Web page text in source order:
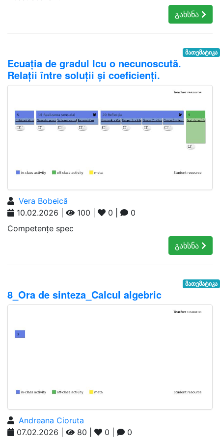
გახსნა
მათემატიკა
Ecuația de gradul Icu o necunoscută.
Relații între soluții și coeficienți.
Vera Bobeică
10.02.2026 |
100 | 0 |
0
Competențe spec
გახსნა
მათემატიკა
8_Ora de sinteza_Calcul algebric
Andreana Cioruta
07.02.2026 |
80 | 0 |
0